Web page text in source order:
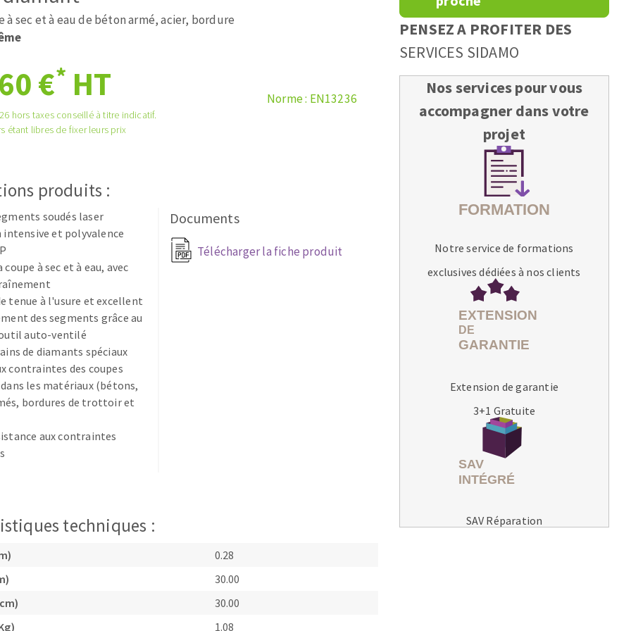
à profil
diamantés
Système auto-nivelant à cale
DE SURFACE
MACHINES POUR LE TRAVAIL DU
MÉTAL
Tronçonneuses
Perceuses magnétiques
à sec et à eau de béton armé, acier, bordure
€* HT
hors taxes conseillé à titre indicatif.
étant libres de fixer leurs prix
Norme : EN13236
produits :
soudés laser
et polyvalence
coupe à sec et à eau, avec
tenue à l'usure et excellent
des segments grâce au
auto-ventilé
de diamants spéciaux
contraintes des coupes
les matériaux (bétons,
bordures de trottoir et
aux contraintes
Documents
Télécharger la fiche produit
techniques :
0.28
30.00
30.00
1.08
PENSEZ A PROFITER DES
SERVICES SIDAMO
Nos services pour vous
accompagner dans votre
projet
Notre service de formations
exclusives dédiées à nos clients
Extension de garantie
3+1 Gratuite
SAV Réparation